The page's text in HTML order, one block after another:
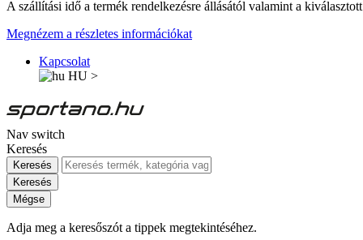
A szállítási idő a termék rendelkezésre állásától valamint a
Megnézem a részletes információkat
Kapcsolat
HU >
Nav switch
Keresés
Keresés
Keresés
Mégse
Adja meg a keresőszót a tippek megtekintéséhez.